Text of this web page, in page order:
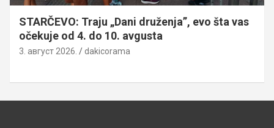
STARČEVO: Traju „Dani druženja”, evo šta vas
očekuje od 4. do 10. avgusta
3. август 2026. dakicorama